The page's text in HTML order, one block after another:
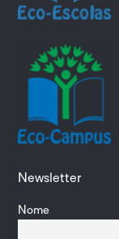
Newsletter
Nome